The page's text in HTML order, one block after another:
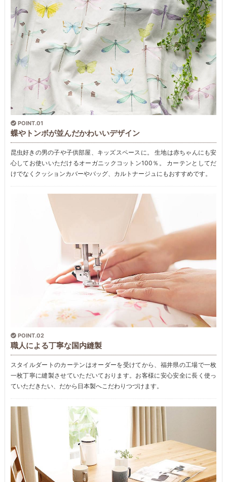
POINT.01
蝶やトンボが並んだかわいいデザイン
昆虫好きの男の子や子供部屋、キッズスペースに。 生地は赤ちゃんにも安
心してお使いいただけるオーガニックコットン100％。 カーテンとしてだ
けでなくクッションカバーやバッグ、カルトナージュにもおすすめです。
POINT.02
職人による丁寧な国内縫製
スタイルダートのカーテンはオーダーを受けてから、福井県の工場で一枚
一枚丁寧に縫製させていただいております。お客様に安心安全に長く使っ
ていただきたい、だから日本製へこだわりつづけます。